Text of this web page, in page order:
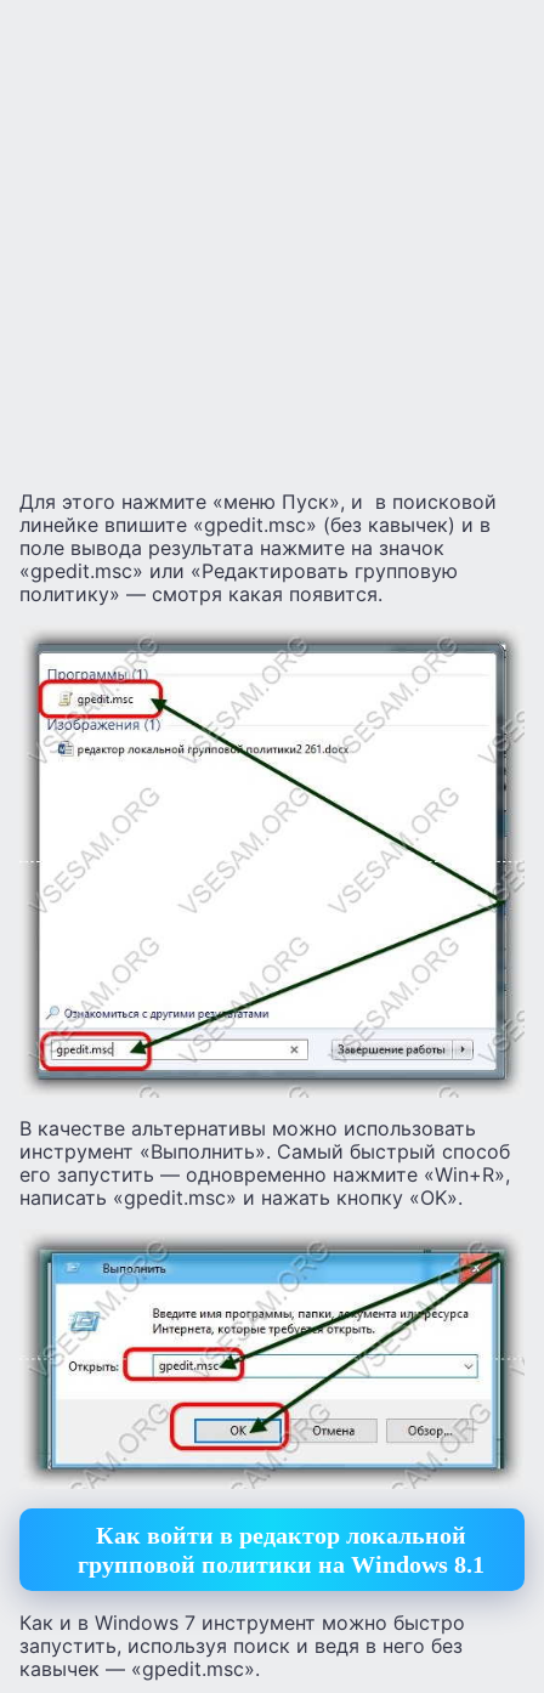
Для этого нажмите «меню Пуск», и в поисковой
линейке впишите «gpedit.msc» (без кавычек) и в
поле вывода результата нажмите на значок
«gpedit.msc» или «Редактировать групповую
политику» — смотря какая появится.
В качестве альтернативы можно использовать
инструмент «Выполнить». Самый быстрый способ
его запустить — одновременно нажмите «Win+R»,
написать «gpedit.msc» и нажать кнопку «OK».
Как войти в редактор локальной
групповой политики на Windows 8.1
Как и в Windows 7 инструмент можно быстро
запустить, используя поиск и ведя в него без
кавычек — «gpedit.msc».